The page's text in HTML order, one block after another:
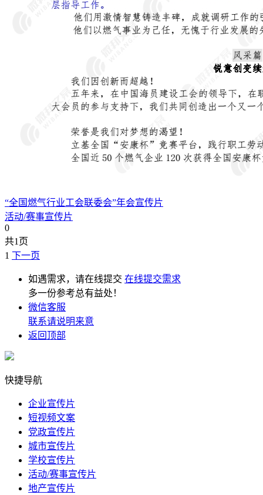
“全国燃气行业工会联委会”年会宣传片
活动/赛事宣传片
0
共1页
1 下一页
如遇需求，请在线提交 在线提交需求
多一份参考总有益处！
微信客服
联系请说明来意
返回顶部
快捷导航
企业宣传片
短视频文案
党政宣传片
城市宣传片
学校宣传片
活动/赛事宣传片
地产宣传片